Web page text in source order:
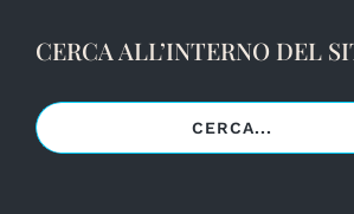
CERCA ALL’INTERNO DEL
Cerca
per: